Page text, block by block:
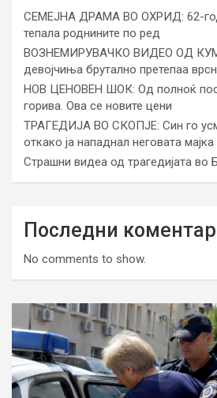
СЕМЕЈНА ДРАМА ВО ОХРИД: 62-
тепала роднините по ред
ВОЗНЕМИРУВАЧКО ВИДЕО ОД
девојчиња брутално претепаа
НОВ ЦЕНОВЕН ШОК: Од полноќ
горива. Ова се новите цени
ТРАГЕДИЈА ВО СКОПЈЕ: Син го
откако ја нападнал неговата мајка
Страшни видеа од трагедијата во
Последни
No comments to show.